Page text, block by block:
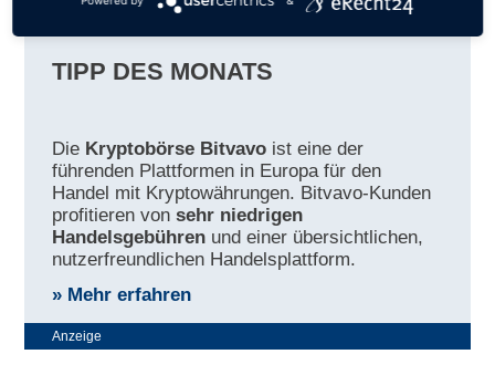
TIPP DES MONATS
Die Kryptobörse Bitvavo ist eine der
führenden Plattformen in Europa für den
Handel mit Kryptowährungen. Bitvavo-Kunden
profitieren vonsehr niedrigen
Handelsgebühren und einer übersichtlichen,
nutzerfreundlichen Handelsplattform.
» Mehr erfahren
Anzeige